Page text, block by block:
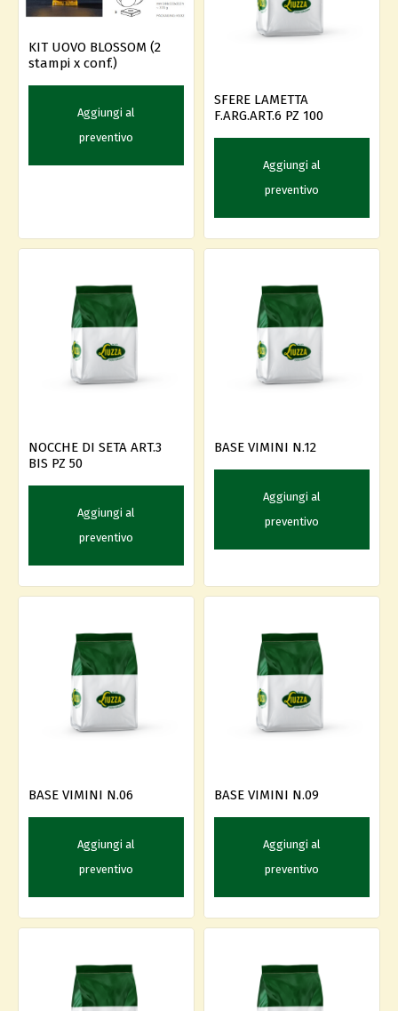
KIT UOVO BLOSSOM (2
stampi x conf.)
Aggiungi al
preventivo
SFERE LAMETTA
F.ARG.ART.6 PZ 100
Aggiungi al
preventivo
NOCCHE DI SETA ART.3
BIS PZ 50
Aggiungi al
preventivo
BASE VIMINI N.12
Aggiungi al
preventivo
BASE VIMINI N.06
Aggiungi al
preventivo
BASE VIMINI N.09
Aggiungi al
preventivo